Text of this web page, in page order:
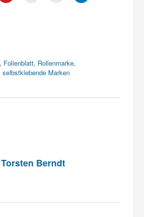
, Folienblatt, Rollenmarke,
selbstklebende Marken
Torsten Berndt